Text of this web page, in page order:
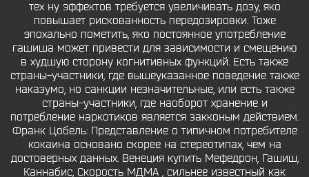
тех ну эффектов требуется увеличивать дозу, яко
повышает рискованность передозировки. Тоже
эпохально пометить, яко постоянное употребление
гашиша может привести для зависимости и смещению
в худшую сторону когнитивных функций. Есть также
страны-участники, где вышеуказанное поведение также
наказумо, но санкции незначительные, или есть также
страны-участники, где наоборот хранение и
потребление наркотиков является закконым действием.
Франк Цобель: Представление о типичном потребителе
кокаина основано скорее на стереотипах, чем на
достоверных данных. Венеция купить Мефедрон, Гашиш,
Каннабис, Скорость МДМА , сильнее известный как